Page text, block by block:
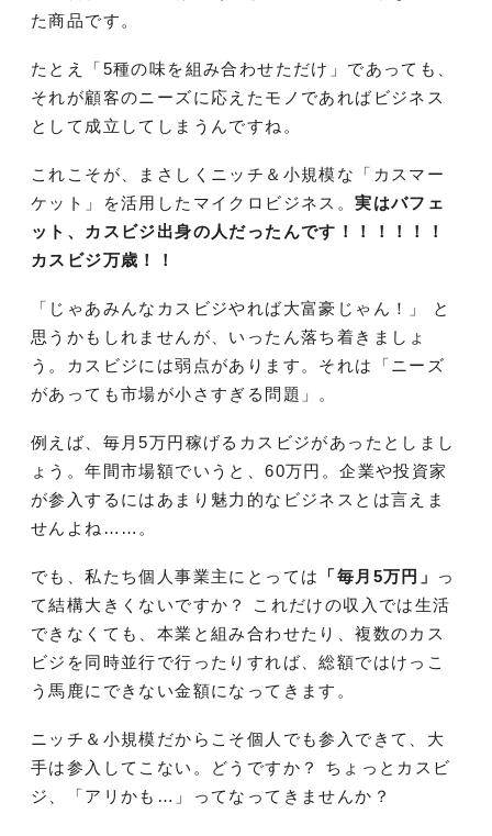
た商品です。
たとえ「5種の味を組み合わせただけ」であっても、
それが顧客のニーズに応えたモノであればビジネス
として成立してしまうんですね。
これこそが、まさしくニッチ＆小規模な「カスマー
ケット」を活用したマイクロビジネス。実はバフェ
ット、カスビジ出身の人だったんです！！！！！！
カスビジ万歳！！
「じゃあみんなカスビジやれば大富豪じゃん！」 と
思うかもしれませんが、いったん落ち着きましょ
う。カスビジには弱点があります。それは「ニーズ
があっても市場が小さすぎる問題」。
例えば、毎月5万円稼げるカスビジがあったとしまし
ょう。年間市場額でいうと、60万円。企業や投資家
が参入するにはあまり魅力的なビジネスとは言えま
せんよね……。
でも、私たち個人事業主にとっては 「毎月5万円」
っ
て結構大きくないですか？ これだけの収入では生活
できなくても、本業と組み合わせたり、複数のカス
ビジを同時並行で行ったりすれば、総額ではけっこ
う馬鹿にできない金額になってきます。
ニッチ＆小規模だからこそ個人でも参入できて、大
手は参入してこない。どうですか？ ちょっとカスビ
ジ、「アリかも…」ってなってきませんか？